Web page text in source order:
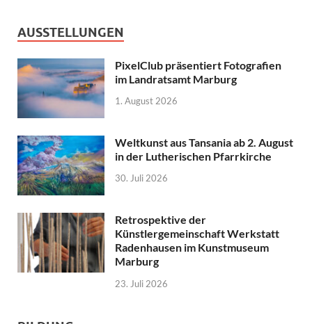
AUSSTELLUNGEN
PixelClub präsentiert Fotografien
im Landratsamt Marburg
1. August 2026
Weltkunst aus Tansania ab 2. August
in der Lutherischen Pfarrkirche
30. Juli 2026
Retrospektive der
Künstlergemeinschaft Werkstatt
Radenhausen im Kunstmuseum
Marburg
23. Juli 2026